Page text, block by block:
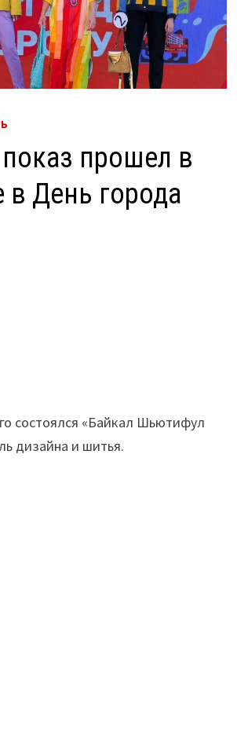
прошел в
в День города
состоялся «Байкал Шьютифул
дизайна и шитья.